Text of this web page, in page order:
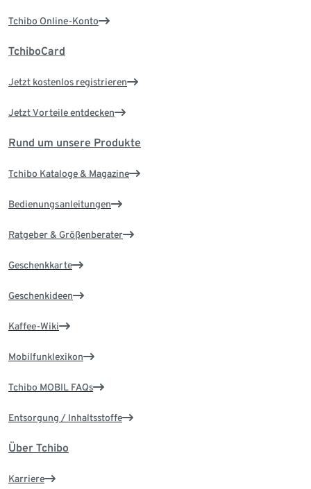
Tchibo Online-Konto
TchiboCard
Jetzt kostenlos registrieren
Jetzt Vorteile entdecken
Rund um unsere Produkte
Tchibo Kataloge & Magazine
Bedienungsanleitungen
Ratgeber & Größenberater
Geschenkkarte
Geschenkideen
Kaffee-Wiki
Mobilfunklexikon
Tchibo MOBIL FAQs
Entsorgung / Inhaltsstoffe
Über Tchibo
Karriere